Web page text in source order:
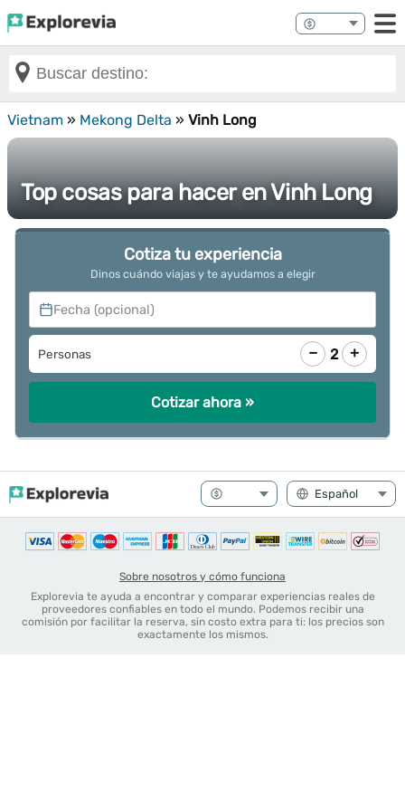
Vietnam » Mekong Delta » Vinh Long
Top cosas para hacer en Vinh Long
Cotiza tu experiencia
Dinos cuándo viajas y te ayudamos a elegir
Fecha (opcional)
Personas − 2 +
Cotizar ahora »
Sobre nosotros y cómo funciona
Explorevia te ayuda a encontrar y comparar experiencias reales de
proveedores confiables en todo el mundo. Podemos recibir una
comisión por facilitar la reserva, sin costo extra para ti: los precios son
exactamente los mismos.